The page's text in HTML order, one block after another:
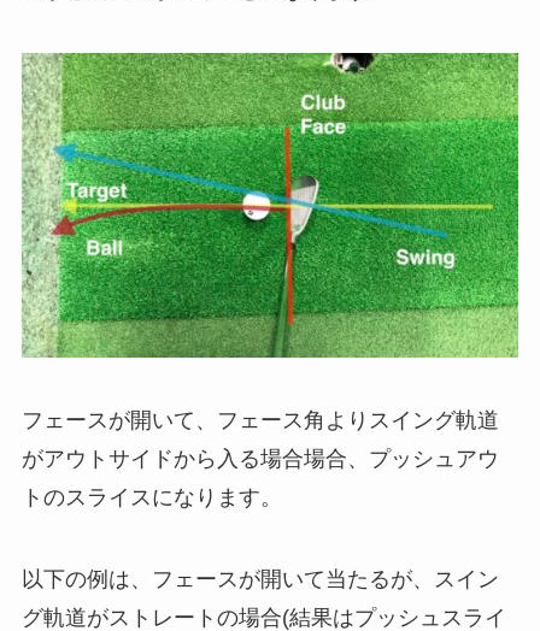
フェースが開いて、フェース角よりスイング軌道
がアウトサイドから入る場合場合、プッシュアウ
トのスライスになります。
以下の例は、フェースが開いて当たるが、スイン
グ軌道がストレートの場合(結果はプッシュスライ